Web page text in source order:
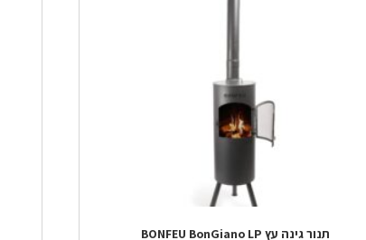
תנור גינה עץ BONFEU BonGiano LP